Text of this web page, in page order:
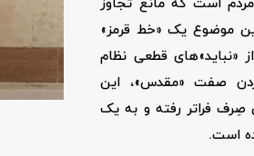
مردم است که مانع تجاوز
موضوع یک «خط قرمز»
قطعی نظام
صفت «مقدس»، این
صِرف فراتر رفته و به یک
است.